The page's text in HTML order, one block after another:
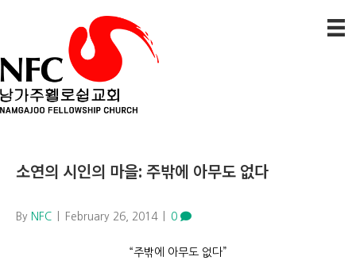
소연의 시인의 마을: 주밖에 아무도 없다
By NFC February 26, 2014 0
“주밖에 아무도 없다”